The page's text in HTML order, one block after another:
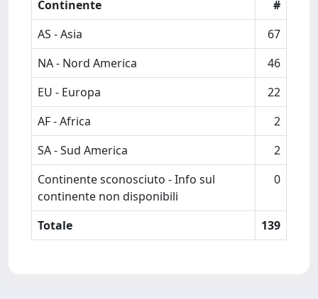
Continente
#
AS - Asia
67
NA - Nord America
46
EU - Europa
22
AF - Africa
2
SA - Sud America
2
Continente sconosciuto - Info sul
continente non disponibili
0
Totale 139